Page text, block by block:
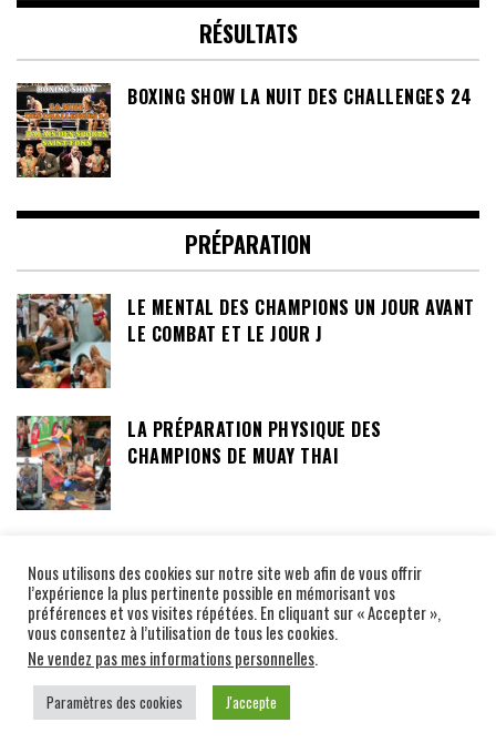
RÉSULTATS
BOXING SHOW LA NUIT DES CHALLENGES 24
PRÉPARATION
LE MENTAL DES CHAMPIONS UN JOUR AVANT
LE COMBAT ET LE JOUR J
LA PRÉPARATION PHYSIQUE DES
CHAMPIONS DE MUAY THAI
ALLOUCHE)
VOYAGE AU PAYS DU MUAY THAI
Nous utilisons des cookies sur notre site web afin de vous offrir
l’expérience la plus pertinente possible en mémorisant vos
préférences et vos visites répétées. En cliquant sur « Accepter »,
vous consentez à l’utilisation de tous les cookies.
Ne vendez pas mes informations personnelles.
Paramètres des cookies J'accepte